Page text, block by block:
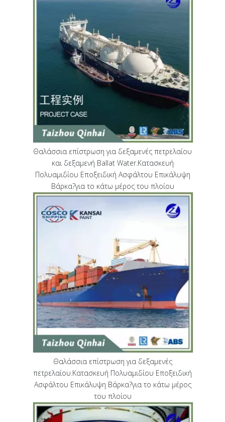
Θαλάσσια επίστρωση για δεξαμενές πετρελαίου
και δεξαμενή Ballat Water.Κατασκευή
Πολυαμιδίου Εποξειδική Ασφάλτου Επικάλυψη
Βάρκα?για το κάτω μέρος του πλοίου
Θαλάσσια επίστρωση για δεξαμενές
πετρελαίου.Κατασκευή Πολυαμιδίου Εποξειδική
Ασφάλτου Επικάλυψη Βάρκα?για το κάτω μέρος
του πλοίου